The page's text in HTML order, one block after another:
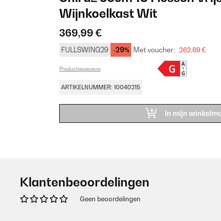
Wijnkoelkast Wit
369,99 €
FULLSWING29 -29% Met voucher: 262,69 €
Productgegevens
ARTIKELNUMMER: 10040215
In mijn
Klantenbeoordelingen
Geen beoordelingen